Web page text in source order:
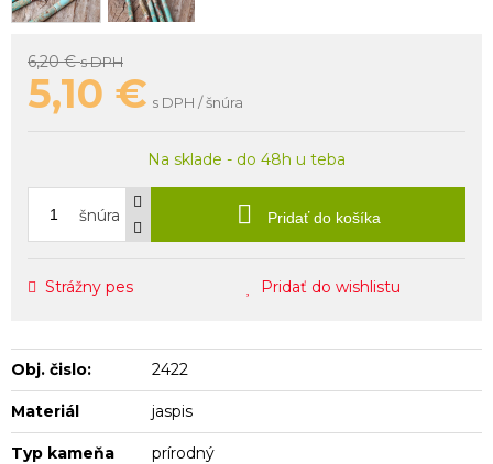
6,20 €s DPH
5,10 € s DPH / šnúra
Na sklade - do 48h u teba
šnúra Pridať do košíka
Strážny pes Pridať do wishlistu
Obj. čislo: 2422
Materiál jaspis
Typ kameňa prírodný